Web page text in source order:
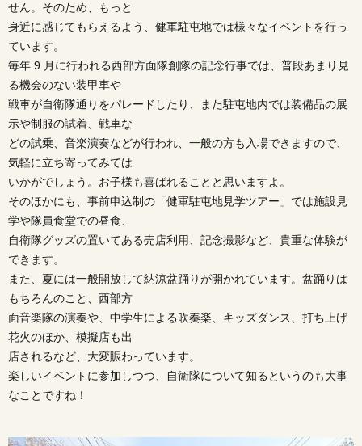
せん。そのため、もっと
身近に感じてもらえるよう、健軍駐屯地では様々なイベントを行っ
ています。
毎年 9 月に行われる西部方面隊創隊の記念行事では、普段あまり見
る機会のない装甲車や
戦車が自衛隊通りをパレードしたり、また駐屯地内では装備品の展
示や制服の試着、戦車な
どの試乗、音楽演奏などが行われ、一般の方も入場できますので、
気軽に立ち寄ってみては
いかがでしょう。お子様も喜ばれることと思いますよ。
そのほかにも、事前申込制の「健軍駐屯地見学ツアー」では施設見
学や隊員食堂での昼食、
自衛隊グッズの置いてある売店利用、記念撮影など、貴重な体験が
できます。
また、夏には一般開放して納涼盆踊りが開かれています。盆踊りは
もちろんのこと、西部方
面音楽隊の演奏や、中学生による吹奏楽、キッズダンス、打ち上げ
花火のほか、模擬店も出
店されるなど、大変賑わっています。
楽しいイベントに参加しつつ、自衛隊について知るというのも大事
なことですね！